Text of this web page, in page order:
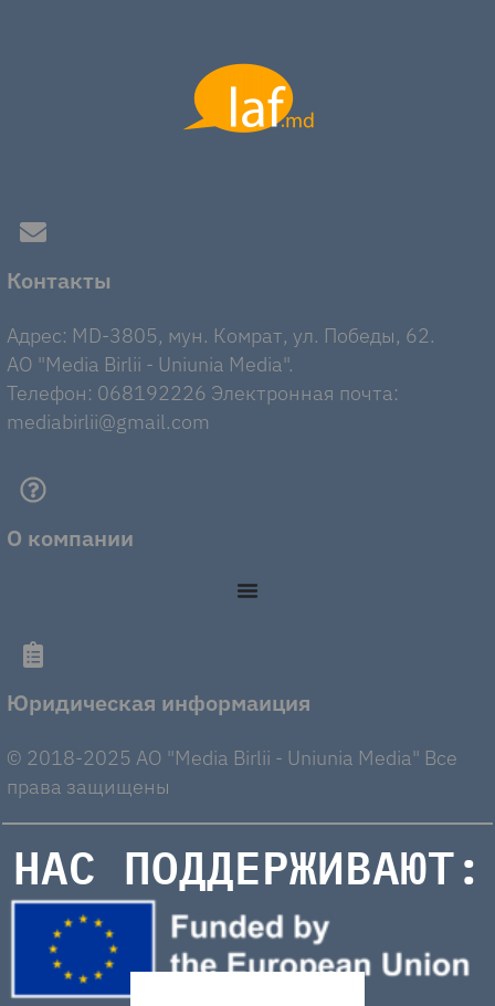
Контакты
Адрес: MD-3805, мун. Комрат, ул. Победы, 62.
AO "Media Birlii - Uniunia Media".
Телефон: 068192226 Электронная почта:
mediabirlii@gmail.com
О компании
Юридическая информаиция
© 2018-2025 AO "Media Birlii - Uniunia Media" Все
права защищены
НАС ПОДДЕРЖИВАЮТ: